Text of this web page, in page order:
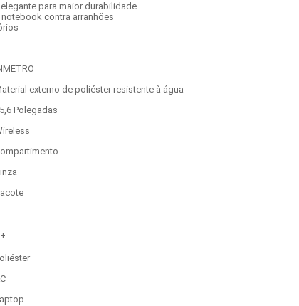
para maior durabilidade
contra arranhões
externo de poliéster resistente à água
Polegadas